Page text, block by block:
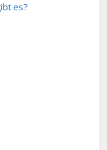
es?